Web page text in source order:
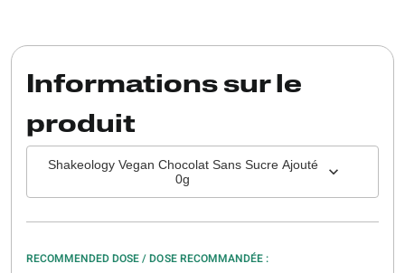
Informations sur le
produit
Shakeology Vegan Chocolat Sans Sucre Ajouté
0g
RECOMMENDED DOSE / DOSE RECOMMANDÉE :